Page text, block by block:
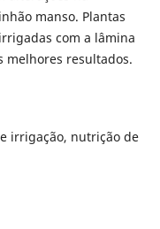
manso. Plantas
com a lâmina
melhores resultados.
irrigação, nutrição de